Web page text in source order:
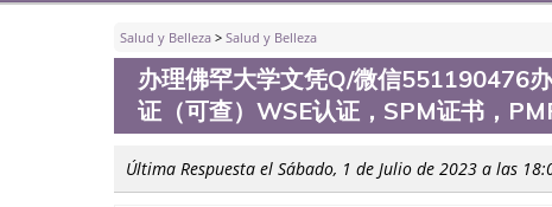
Salud y Belleza > Salud y Belleza
办理佛罕大学文凭Q/微信551190476
证（可查）WSE认证，SPM证书，
Última Respuesta el Sábado, 1 de Julio de 2023 a las